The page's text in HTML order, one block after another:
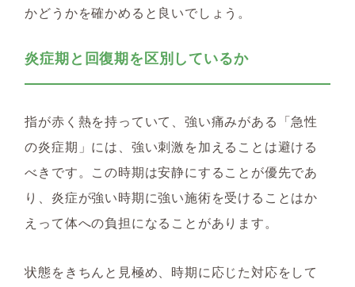
かどうかを確かめると良いでしょう。
炎症期と回復期を区別しているか
指が赤く熱を持っていて、強い痛みがある「急性
の炎症期」には、強い刺激を加えることは避ける
べきです。この時期は安静にすることが優先であ
り、炎症が強い時期に強い施術を受けることはか
えって体への負担になることがあります。
状態をきちんと見極め、時期に応じた対応をして